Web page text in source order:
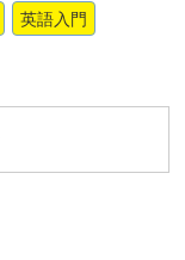
英語入門